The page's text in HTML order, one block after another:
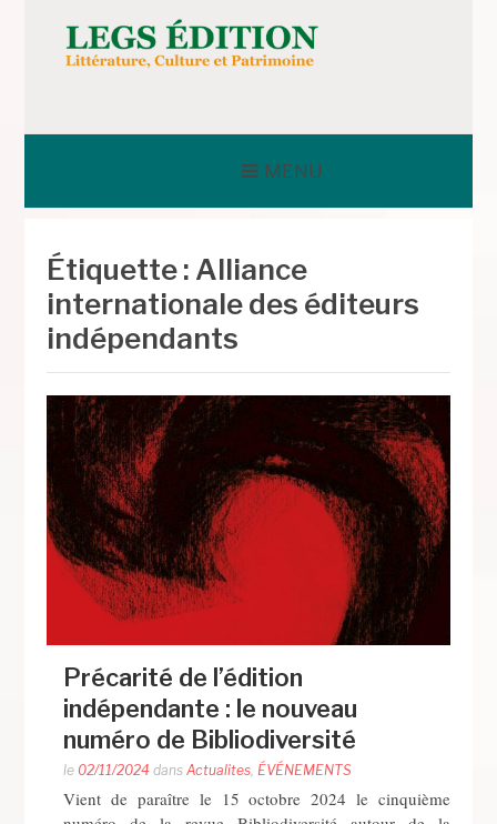
contenuLEGS ÉDITION
MENU
Étiquette : Alliance
internationale des éditeurs
indépendants
Précarité de l’édition
indépendante : le nouveau
numéro de Bibliodiversité
le 02/11/2024 dansActualites ÉVÉNEMENTS
Vient de paraître le 15 octobre 2024 le cinquième